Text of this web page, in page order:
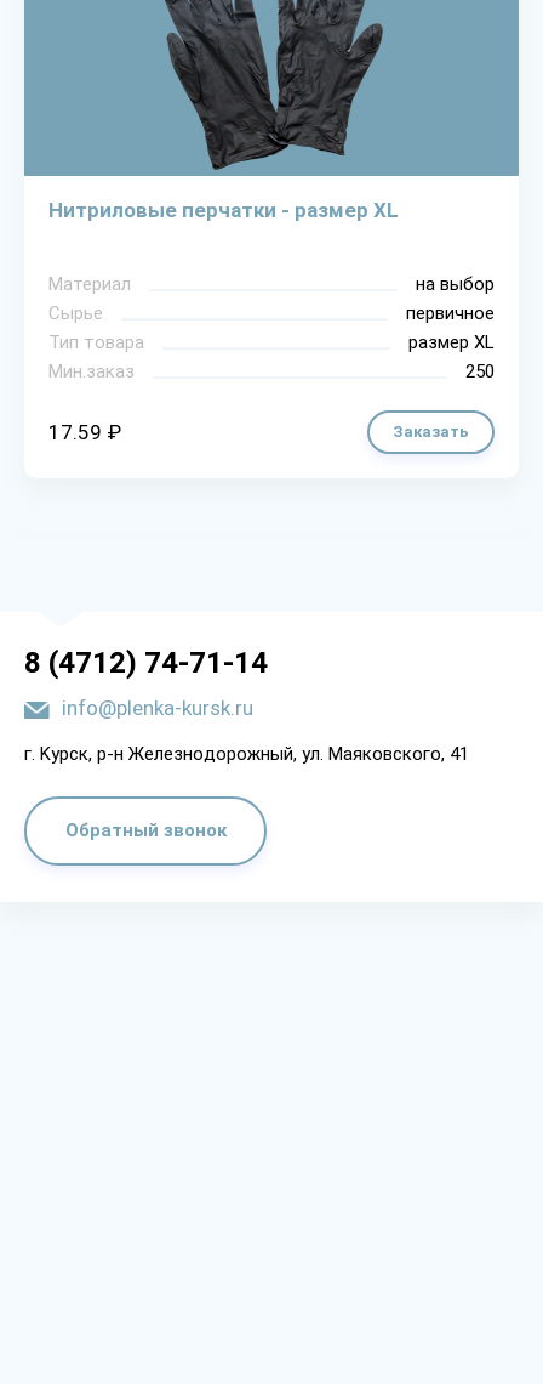
Нитриловые перчатки - размер XL
Материал
на выбор
Сырье
первичное
Тип товара
размер XL
Мин.заказ
250
17.59 ₽ Заказать
8 (4712) 74-71-14
info@plenka-kursk.ru
г. Kypcк, p-н Жeлeзнoдopoжный, yл. Мaякoвcкoгo, 41
Обратный звонок